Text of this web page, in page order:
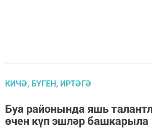
КИЧӘ, БҮГЕН, ИРТӘГӘ
Буа районында яшь
өчен күп эшләр башкарыла